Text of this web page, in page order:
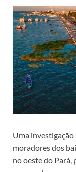
Uma
moradores dos
no oeste do